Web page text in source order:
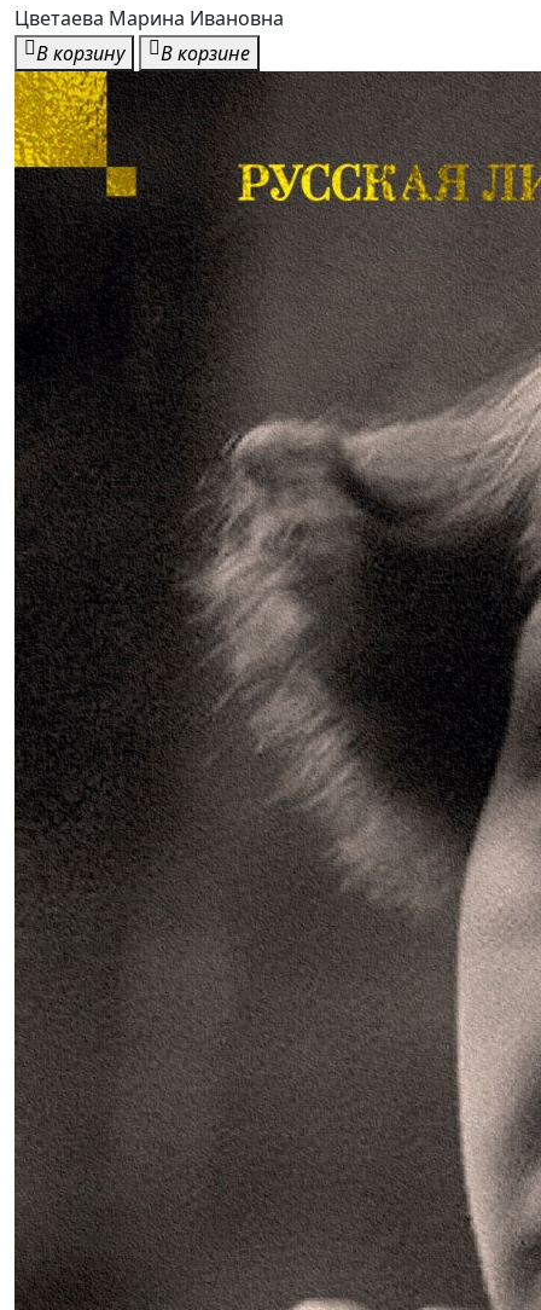
Цветаева Марина Ивановна
В корзину
В корзине